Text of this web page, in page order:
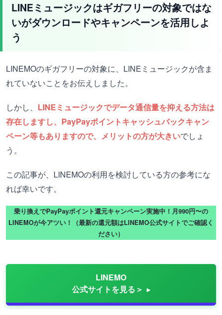
LINEミュージックはギガフリーの対象ではな
いがダウンロードやキャンペーンを活用しよ
う
LINEMOのギガフリーの対象に、LINEミュージックが含ま
れていないことをお伝えしました。
しかし、 LINEミュージックでデータ通信量を抑える方法は
存在しますし、PayPayポイントキャッシュバックキャン
ペーン等もありますので、メリットの方が大きいでしょ
う。
この記事が、LINEMOの利用を検討している方の参考にな
れば幸いです。
乗り換えでPayPayポイント還元キャンペーン実施中！月990円〜の
LINEMOが今アツい！（最新の還元額はLINEMO公式サイトでご確認く
ださい）
LINEMO
公式サイトを見る＞